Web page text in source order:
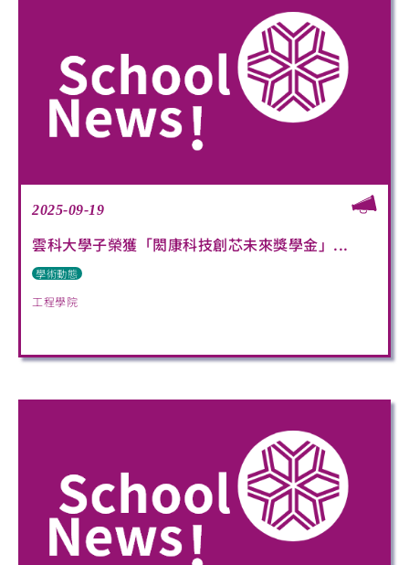
2025-09-19
雲科大學子榮獲「閎康科技創芯未來獎學金」...
學術動態
工程學院